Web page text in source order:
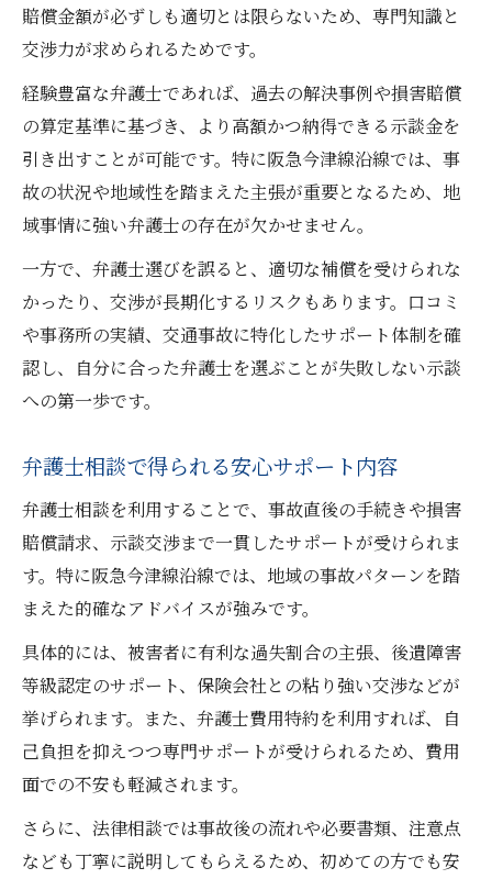
賠償金額が必ずしも適切とは限らないため、専門知識と
交渉力が求められるためです。
経験豊富な弁護士であれば、過去の解決事例や損害賠償
の算定基準に基づき、より高額かつ納得できる示談金を
引き出すことが可能です。特に阪急今津線沿線では、事
故の状況や地域性を踏まえた主張が重要となるため、地
域事情に強い弁護士の存在が欠かせません。
一方で、弁護士選びを誤ると、適切な補償を受けられな
かったり、交渉が長期化するリスクもあります。口コミ
や事務所の実績、交通事故に特化したサポート体制を確
認し、自分に合った弁護士を選ぶことが失敗しない示談
への第一歩です。
弁護士相談で得られる安心サポート内容
弁護士相談を利用することで、事故直後の手続きや損害
賠償請求、示談交渉まで一貫したサポートが受けられま
す。特に阪急今津線沿線では、地域の事故パターンを踏
まえた的確なアドバイスが強みです。
具体的には、被害者に有利な過失割合の主張、後遺障害
等級認定のサポート、保険会社との粘り強い交渉などが
挙げられます。また、弁護士費用特約を利用すれば、自
己負担を抑えつつ専門サポートが受けられるため、費用
面での不安も軽減されます。
さらに、法律相談では事故後の流れや必要書類、注意点
なども丁寧に説明してもらえるため、初めての方でも安